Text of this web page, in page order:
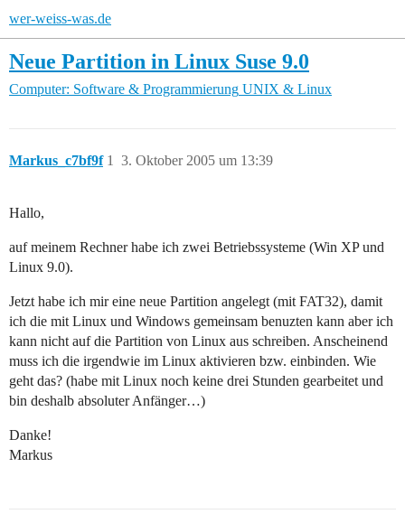
wer-weiss-was.de
Neue Partition in Linux Suse 9.0
Computer: Software & Programmierung UNIX & Linux
Markus_c7bf9f 3. Oktober 2005 um 13:39
1
Hallo,
auf meinem Rechner habe ich zwei Betriebssysteme (Win XP und
Linux 9.0).
Jetzt habe ich mir eine neue Partition angelegt (mit FAT32), damit
ich die mit Linux und Windows gemeinsam benuzten kann aber ich
kann nicht auf die Partition von Linux aus schreiben. Anscheinend
muss ich die irgendwie im Linux aktivieren bzw. einbinden. Wie
geht das? (habe mit Linux noch keine drei Stunden gearbeitet und
bin deshalb absoluter Anfänger…)
Danke!
Markus